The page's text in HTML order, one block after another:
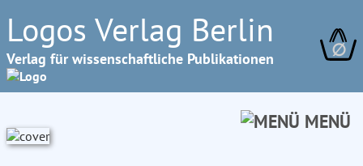
Logos Verlag Berlin
Verlag für wissenschaftliche Publikationen ∅
MENÜ